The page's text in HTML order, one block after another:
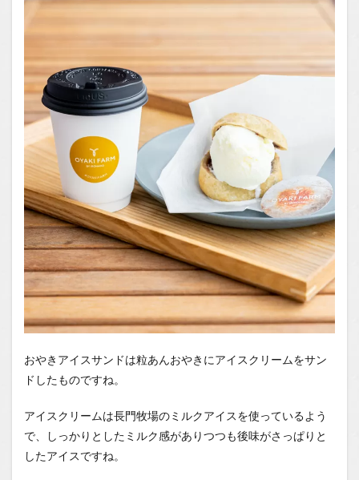
おやきアイスサンドは粒あんおやきにアイスクリームをサン
ドしたものですね。
アイスクリームは長門牧場のミルクアイスを使っているよう
で、しっかりとしたミルク感がありつつも後味がさっぱりと
したアイスですね。